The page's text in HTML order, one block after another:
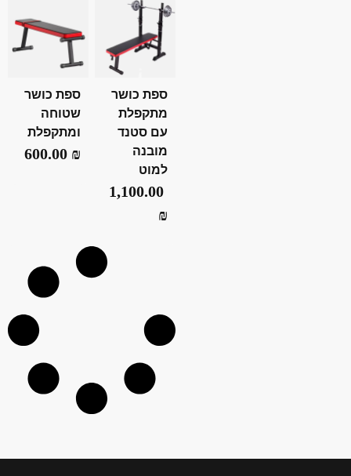
ספת כושר
מתקפלת
עם סטנד
מובנה
למוט
1,100.00
ספת כושר
שטוחה
ומתקפלת
600.00